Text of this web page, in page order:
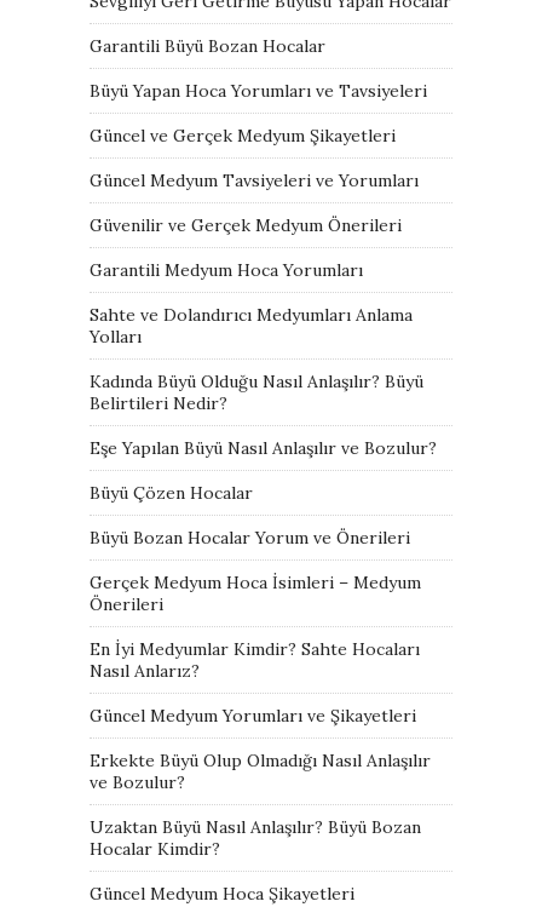
Garantili Büyü Bozan Hocalar
Büyü Yapan Hoca Yorumları ve Tavsiyeleri
Güncel ve Gerçek Medyum Şikayetleri
Güncel Medyum Tavsiyeleri ve Yorumları
Güvenilir ve Gerçek Medyum Önerileri
Garantili Medyum Hoca Yorumları
Sahte ve Dolandırıcı Medyumları Anlama
Yolları
Kadında Büyü Olduğu Nasıl Anlaşılır? Büyü
Belirtileri Nedir?
Eşe Yapılan Büyü Nasıl Anlaşılır ve Bozulur?
Büyü Çözen Hocalar
Büyü Bozan Hocalar Yorum ve Önerileri
Gerçek Medyum Hoca İsimleri – Medyum
Önerileri
En İyi Medyumlar Kimdir? Sahte Hocaları
Nasıl Anlarız?
Güncel Medyum Yorumları ve Şikayetleri
Erkekte Büyü Olup Olmadığı Nasıl Anlaşılır
ve Bozulur?
Uzaktan Büyü Nasıl Anlaşılır? Büyü Bozan
Hocalar Kimdir?
Güncel Medyum Hoca Şikayetleri